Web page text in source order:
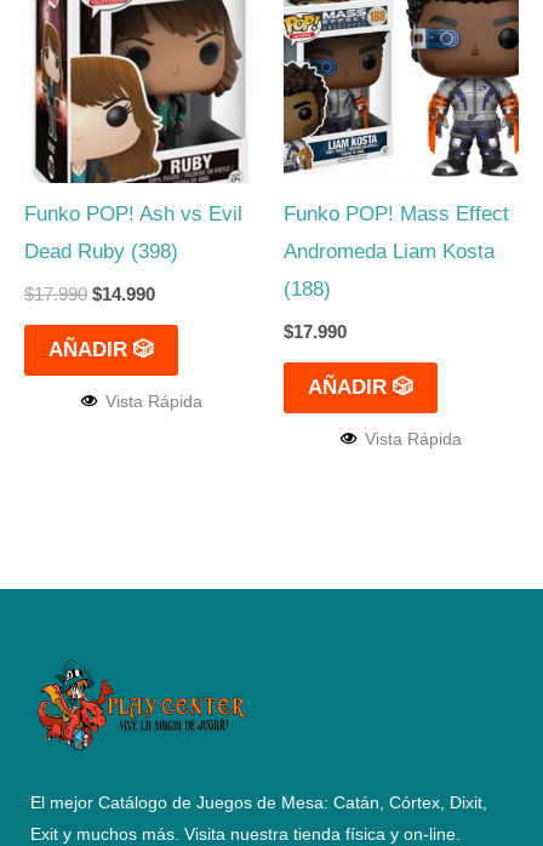
Funko POP! Ash vs Evil
Dead Ruby (398)
$17.990
original
$17.990.
$14.990
actual
es:
$14.990.
AÑADIR 🎲
Vista Rápida
Funko POP! Mass Effect
Andromeda Liam Kosta
(188)
$17.990
AÑADIR 🎲
Vista Rápida
El mejor Catálogo de Juegos de Mesa: Catán, Córtex, Dixit,
Exit y muchos más. Visita nuestra tienda física y on-line.